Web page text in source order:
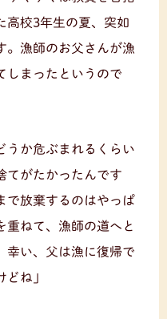
高校3年生の夏、突如
。漁師のお父さんが漁
しまったというので
うか危ぶまれるくらい
てがたかったんです
で放棄するのはやっぱ
重ねて、漁師の道へと
幸い、父は漁に復帰で
ね」